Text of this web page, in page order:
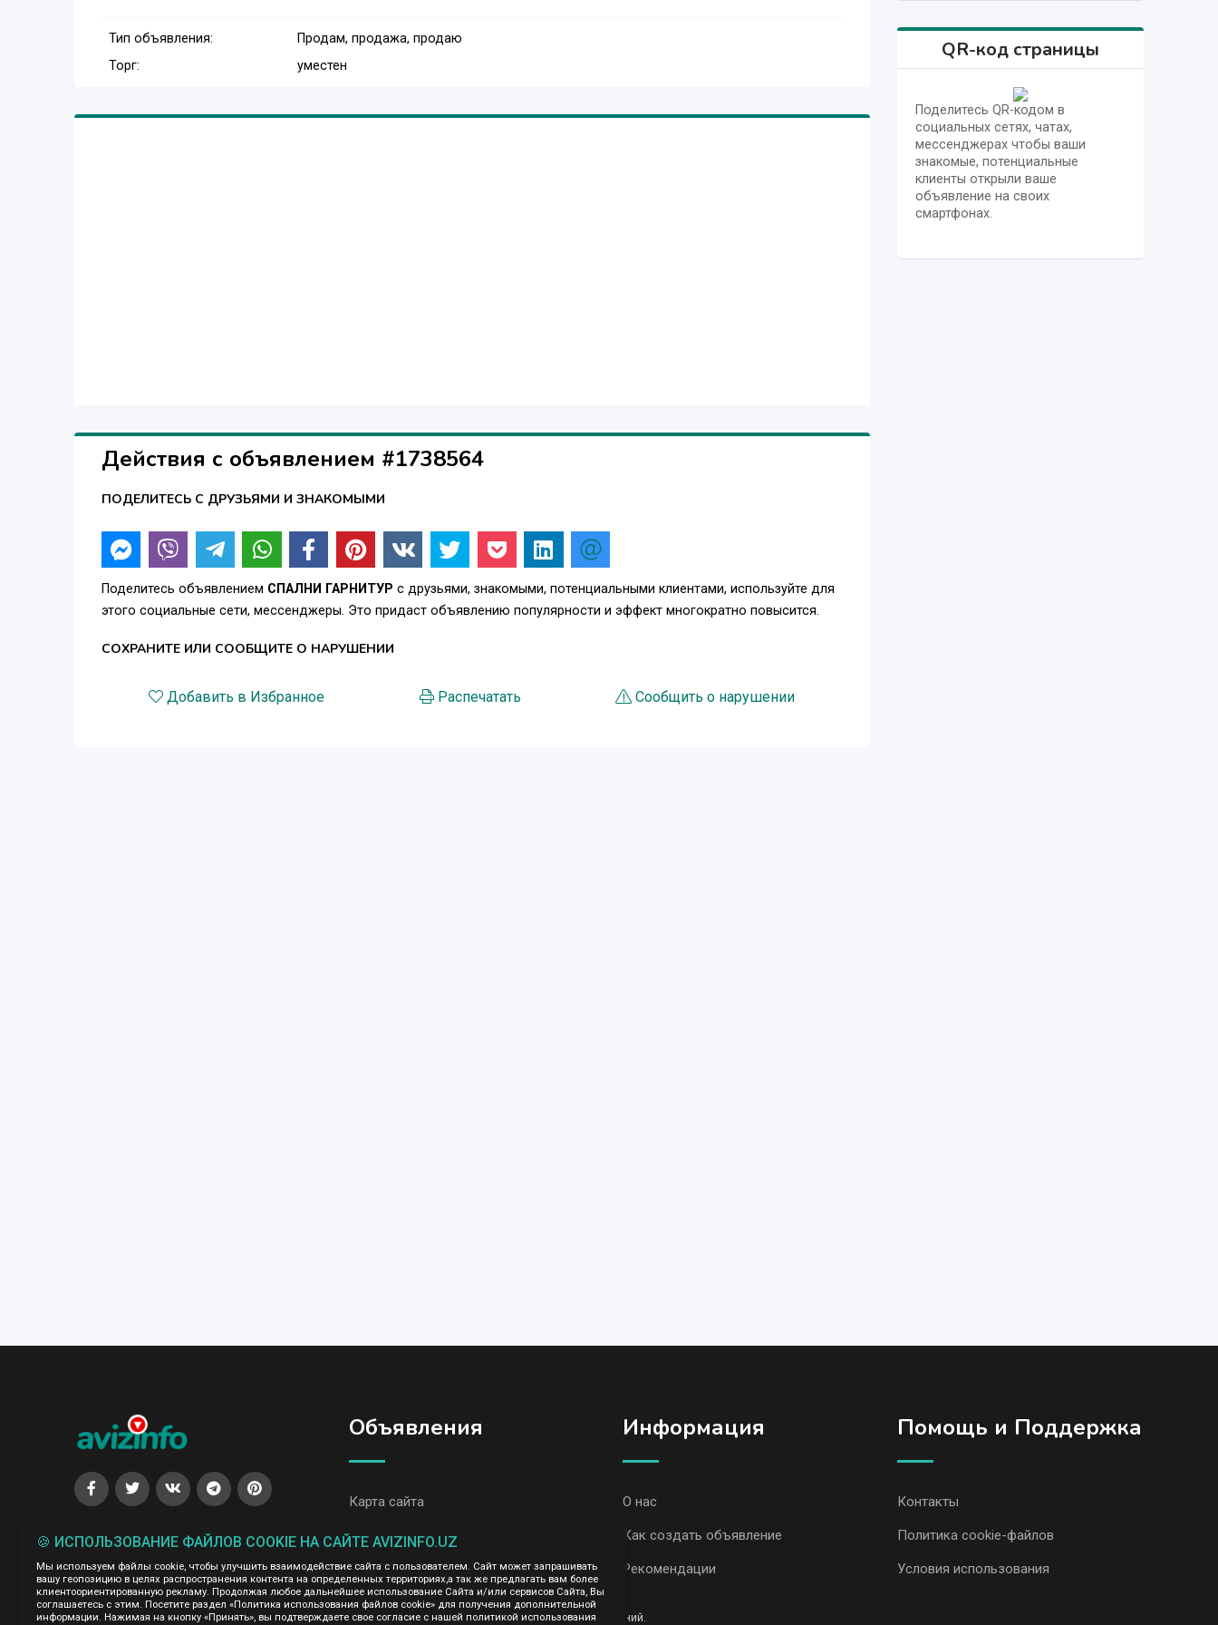
Тип объявления:
Продам, продажа, продаю
Торг:
уместен
Действия с объявлением #1738564
ПОДЕЛИТЕСЬ С ДРУЗЬЯМИ И ЗНАКОМЫМИ
Поделитесь объявлением СПАЛНИ ГАРНИТУР с друзьями, знакомыми, потенциальными клиентами, используйте для
этого социальные сети, мессенджеры. Это придаст объявлению популярности и эффект многократно повысится.
СОХРАНИТЕ ИЛИ СООБЩИТЕ О НАРУШЕНИИ
Добавить в Избранное Распечатать Сообщить о нарушении
QR-код страницы
Поделитесь QR-кодом в
социальных сетях, чатах,
мессенджерах чтобы ваши
знакомые, потенциальные
клиенты открыли ваше
объявление на своих
смартфонах.
Объявления
Карта сайта
Все объявления, Алмалык
Все объявления AvizInfo
Информация
О нас
Как создать объявление
Рекомендации
Помощь и Поддержка
Контакты
Политика cookie-файлов
Условия использования
Администрация сайта AvizInfo.uz не несет ответственность за содержание размещенных объявлений.
🍪 ИСПОЛЬЗОВАНИЕ ФАЙЛОВ COOKIE НА САЙТЕ AVIZINFO.UZ
Мы используем файлы cookie, чтобы улучшить взаимодействие сайта с пользователем. Сайт может запрашивать
вашу геопозицию в целях распространения контента на определенных территориях,а так же предлагать вам более
клиентоориентированную рекламу. Продолжая любое дальнейшее использование Сайта и/или сервисов Сайта, Вы
соглашаетесь с этим. Посетите раздел «Политика использования файлов cookie» для получения дополнительной
информации. Нажимая на кнопку «Принять», вы подтверждаете свое согласие с нашей политикой использования